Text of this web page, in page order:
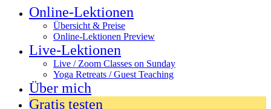
Online-Lektionen
Übersicht & Preise
Online-Lektionen Preview
Live-Lektionen
Live / Zoom Classes on Sunday
Yoga Retreats / Guest Teaching
Über mich
Gratis testen